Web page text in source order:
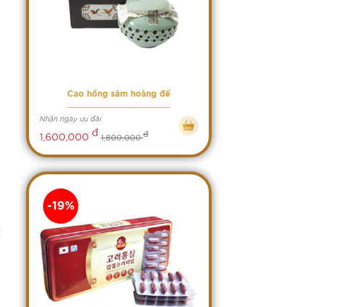
Cao hồng sâm hoàng đế
Nhận ngay ưu đãi
1,600,000 đ 1,800,000đ
-19%